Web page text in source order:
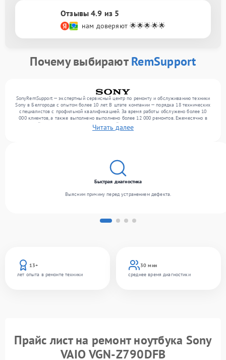
Отзывы 4.9 из 5
нам доверяют 🌟🌟🌟🌟🌟
Почему выбираютRemSupport
SonyRemSupport — экспертный сервисный центр по ремонту и обслуживанию техники
Sony в Белгороде с опытом более 10 лет. В штате компании — порядка 18 технических
специалистов с профильной квалификацией. За время работы обслужено более 10
000 клиентов, а также выполнено выполнено более 12 000 ремонтов. Ежемесячно в
сервисный центр поступает более 300 устройств, включая , , оргтехнику. Мы работаем
с широким спектром неисправностей и предлагаем стабильный уровень сервиса
Читать далее
13+
лет опыта в ремонте техники
30 мин
среднее время диагностики
Быстрая диагностика
Выясним причину перед устранением дефекта.
Прайс лист на ремонт ноутбука Sony
VAIO VGN-Z790DFB